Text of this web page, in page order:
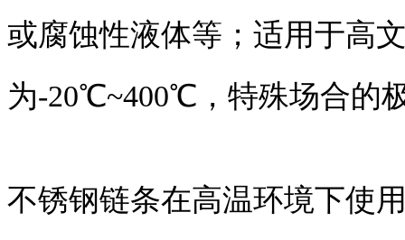
或腐蚀性液体等；适用于高
为-20℃~400℃，特殊场合的
不锈钢链条在高温环境下使